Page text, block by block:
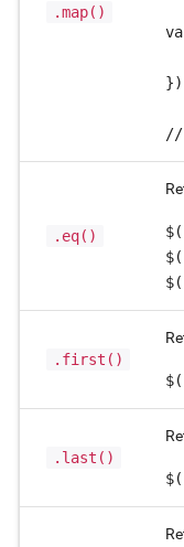
.map()
//
.eq()
.first()
.last()